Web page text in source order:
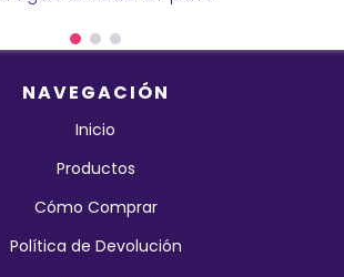
NAVEGACIÓN
Inicio
Productos
Cómo Comprar
Política de Devolución